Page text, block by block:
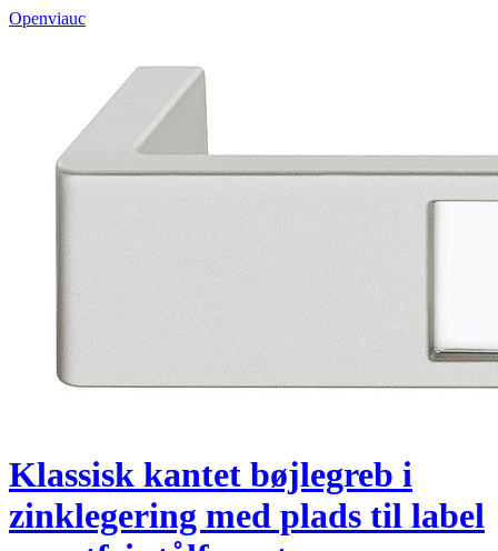
Openviauc
Klassisk kantet bøjlegreb i
zinklegering med plads til label